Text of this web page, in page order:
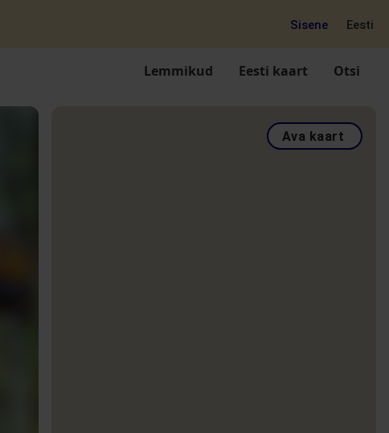
Sisene Eesti
Lemmikud Eesti kaart Otsi
Ava kaart